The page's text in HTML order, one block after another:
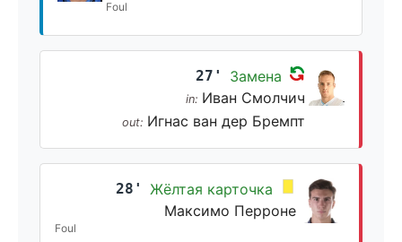
Foul
27' Замена
in: Иван Смолчич
out: Игнас ван дер Бремпт
28'
Жёлтая карточка
Максимо Перроне
Foul